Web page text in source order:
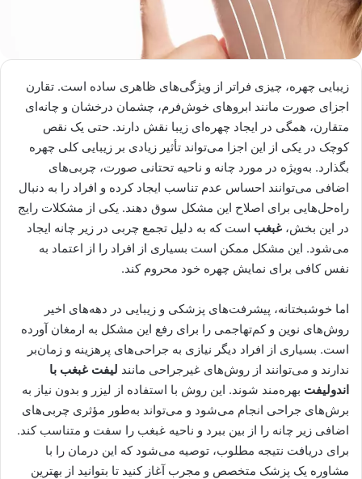
زیبایی چهره، چیزی فراتر از ویژگی‌های ظاهری ساده است. تقارن
اجزای صورت مانند ابروهای خوش‌فرم، چشمان درخشان و چانه‌ای
متقارن، همگی در ایجاد چهره‌ای زیبا نقش دارند. حتی یک نقص
کوچک در یکی از این اجزا می‌تواند تأثیر زیادی بر زیبایی کلی چهره
بگذارد. به‌ویژه در مورد چانه و ناحیه تحتانی صورت، چربی‌های
اضافی می‌توانند احساس عدم تناسب ایجاد کرده و افراد را به دنبال
راه‌حل‌هایی برای اصلاح این مشکل سوق دهند. یکی از مشکلات رایج
در این بخش، غبغب است که به دلیل تجمع چربی در زیر چانه ایجاد
می‌شود. این مشکل ممکن است بسیاری از افراد را از اعتماد به
نفس کافی برای نمایش چهره خود محروم کند.
اما خوشبختانه، پیشرفت‌های پزشکی و زیبایی در دهه‌های اخیر
روش‌های نوین و کم‌تهاجمی را برای رفع این مشکل به ارمغان آورده
است. بسیاری از افراد دیگر نیازی به جراحی‌های پرهزینه و زمان‌بر
ندارند و می‌توانند از روش‌های غیرجراحی مانند لیفت غبغب با
اندولیفت بهره‌مند شوند. این روش با استفاده از لیزر و بدون نیاز به
برش‌های جراحی انجام می‌شود و می‌تواند به‌طور مؤثری چربی‌های
اضافی زیر چانه را از بین ببرد و ناحیه غبغب را سفت و متناسب کند.
برای دریافت نتیجه مطلوب، توصیه می‌شود که این درمان را با
مشاوره یک پزشک متخصص و مجرب آغاز کنید تا بتوانید از بهترین